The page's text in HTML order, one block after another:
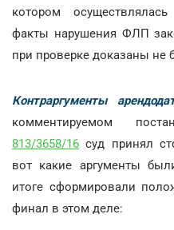
котором
факты нарушения ФЛП
при проверке доказаны не
Контраргументы
комментируемом
813/3658/16 суд принял
вот какие аргументы
итоге сформировали
финал в этом деле: